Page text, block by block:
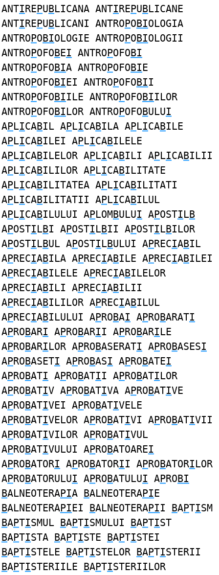
ANTIREPUBLICANA ANTIREPUBLICANE
ANTIREPUBLICANI ANTROPOBIOLOGIA
ANTROPOBIOLOGIE ANTROPOBIOLOGII
ANTROPOFOBEI ANTROPOFOBI
ANTROPOFOBIA ANTROPOFOBIE
ANTROPOFOBIEI ANTROPOFOBII
ANTROPOFOBIILE ANTROPOFOBIILOR
ANTROPOFOBILOR ANTROPOFOBULUI
APLICABIL APLICABILA APLICABILE
APLICABILEI APLICABILELE
APLICABILELOR APLICABILI APLICABILII
APLICABILILOR APLICABILITATE
APLICABILITATEA APLICABILITATI
APLICABILITATII APLICABILUL
APLICABILULUI APLOMBULUI APOSTILB
APOSTILBI APOSTILBII APOSTILBILOR
APOSTILBUL APOSTILBULUI APRECIABIL
APRECIABILA APRECIABILE APRECIABILEI
APRECIABILELE APRECIABILELOR
APRECIABILI APRECIABILII
APRECIABILILOR APRECIABILUL
APRECIABILULUI APROBAI APROBARATI
APROBARI APROBARII APROBARILE
APROBARILOR APROBASERATI APROBASESI
APROBASETI APROBASI APROBATEI
APROBATI APROBATII APROBATILOR
APROBATIV APROBATIVA APROBATIVE
APROBATIVEI APROBATIVELE
APROBATIVELOR APROBATIVI APROBATIVII
APROBATIVILOR APROBATIVUL
APROBATIVULUI APROBATOAREI
APROBATORI APROBATORII APROBATORILOR
APROBATORULUI APROBATULUI APROBI
BALNEOTERAPIA BALNEOTERAPIE
BALNEOTERAPIEI BALNEOTERAPII BAPTISM
BAPTISMUL BAPTISMULUI BAPTIST
BAPTISTA BAPTISTE BAPTISTEI
BAPTISTELE BAPTISTELOR BAPTISTERII
BAPTISTERIILE BAPTISTERIILOR